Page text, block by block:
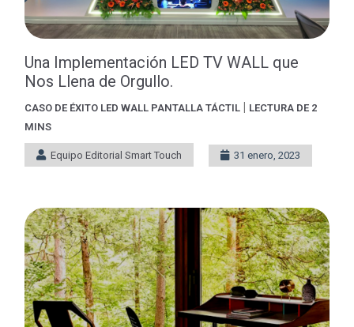
Una Implementación LED TV WALL que
Nos Llena de Orgullo.
CASO DE ÉXITO LED WALL PANTALLA TÁCTIL | LECTURA DE 2
MINS
Equipo Editorial Smart Touch 31 enero, 2023